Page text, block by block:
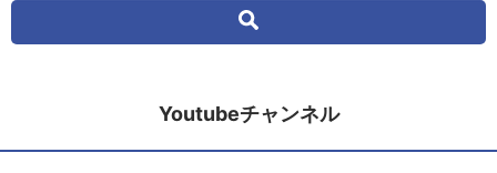
Youtubeチャンネル